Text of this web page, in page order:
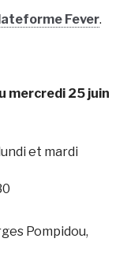
Fever.
mercredi 25 juin
et mardi
Pompidou,